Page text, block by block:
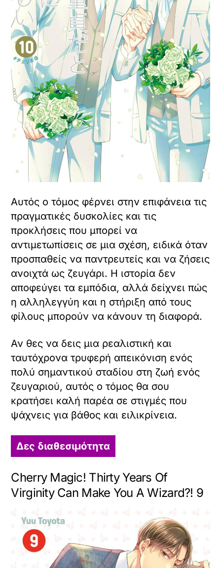
Αυτός ο τόμος φέρνει στην επιφάνεια τις
πραγματικές δυσκολίες και τις
προκλήσεις που μπορεί να
αντιμετωπίσεις σε μια σχέση, ειδικά όταν
προσπαθείς να παντρευτείς και να ζήσεις
ανοιχτά ως ζευγάρι. Η ιστορία δεν
αποφεύγει τα εμπόδια, αλλά δείχνει πώς
η αλληλεγγύη και η στήριξη από τους
φίλους μπορούν να κάνουν τη διαφορά.
Αν θες να δεις μια ρεαλιστική και
ταυτόχρονα τρυφερή απεικόνιση ενός
πολύ σημαντικού σταδίου στη ζωή ενός
ζευγαριού, αυτός ο τόμος θα σου
κρατήσει καλή παρέα σε στιγμές που
ψάχνεις για βάθος και ειλικρίνεια.
Δες διαθεσιμότητα
Cherry Magic! Thirty Years Of
Virginity Can Make You A Wizard?! 9